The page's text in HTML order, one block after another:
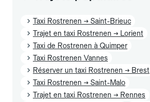
Taxi Rostrenen → Saint-Brieuc
Trajet en taxi Rostrenen → Lorient
Taxi de Rostrenen à Quimper
Taxi Rostrenen Vannes
Réserver un taxi Rostrenen → Brest
Taxi Rostrenen → Saint-Malo
Trajet en taxi Rostrenen → Rennes